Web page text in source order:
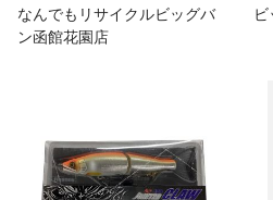
なんでもリサイクルビッグバ
ン函館花園店